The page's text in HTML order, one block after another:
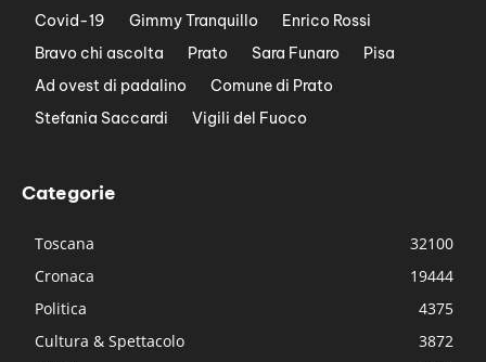
Covid-19
Gimmy Tranquillo
Enrico Rossi
Bravo chi ascolta
Prato Sara Funaro
Pisa
Ad ovest di padalino
Comune di Prato
Stefania Saccardi
Vigili del Fuoco
Categorie
Toscana
32100
Cronaca
19444
Politica
4375
Cultura & Spettacolo
3872